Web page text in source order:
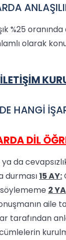
%25
olarak
HANGİ
DİL
da
durması15 AY:
2
aile
tarafından